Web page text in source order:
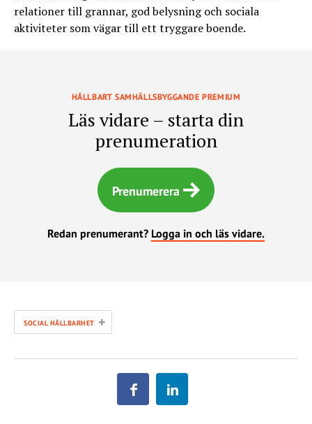
relationer till grannar, god belysning och sociala
aktiviteter som vägar till ett tryggare boende.
HÅLLBART SAMHÄLLSBYGGANDE PREMIUM
Läs vidare – starta din
prenumeration
Prenumerera
Redan prenumerant? Logga in och läs vidare.
SOCIAL HÅLLBARHET +